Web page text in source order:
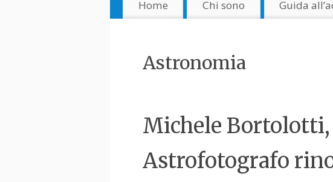
Home Chi sono Guida
Astronomia
Michele
Astrofotografo